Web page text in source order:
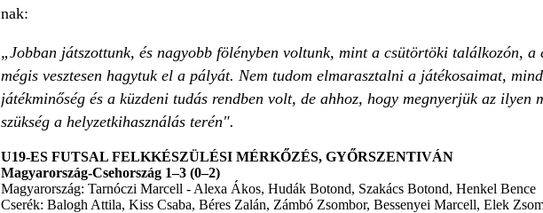
nak:
„Jobban játszottunk, és nagyobb fölényben voltunk, mint a csütörtöki találkozón, a
mégis vesztesen hagytuk el a pályát. Nem tudom elmarasztalni a játékosaimat,
játékminőség és a küzdeni tudás rendben volt, de ahhoz, hogy megnyerjük az ilyen
szükség a helyzetkihasználás terén".
U19-ES FUTSAL FELKKÉSZÜLÉSI MÉRKŐZÉS, GYŐRSZENTIVÁN
Magyarország-Csehország 1–3 (0–2)
Magyarország: Tarnóczi Marcell - Alexa Ákos, Hudák Botond, Szakács Botond, Henkel Bence
Cserék: Balogh Attila, Kiss Csaba, Béres Zalán, Zámbó Zsombor, Bessenyei Marcell, Elek